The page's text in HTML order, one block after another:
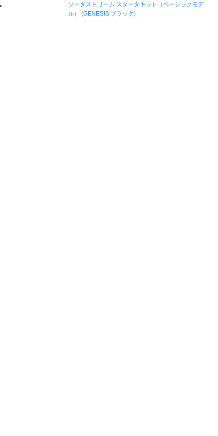
ソーダストリーム スタータキット（ベーシックモデ
ル） (GENESIS ブラック)